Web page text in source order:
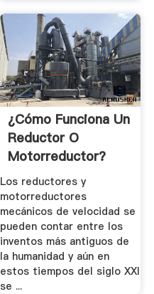
¿Cómo Funciona Un
Reductor O
Motorreductor?
Los reductores y
motorreductores
mecánicos de velocidad se
pueden contar entre los
inventos más antiguos de
la humanidad y aún en
estos tiempos del siglo XXI
se ...